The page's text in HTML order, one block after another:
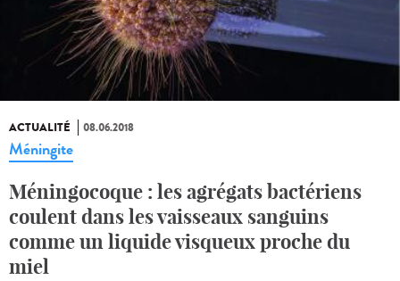
ACTUALITÉ 08.06.2018
Méningite
Méningocoque : les agrégats bactériens
coulent dans les vaisseaux sanguins
comme un liquide visqueux proche du
miel